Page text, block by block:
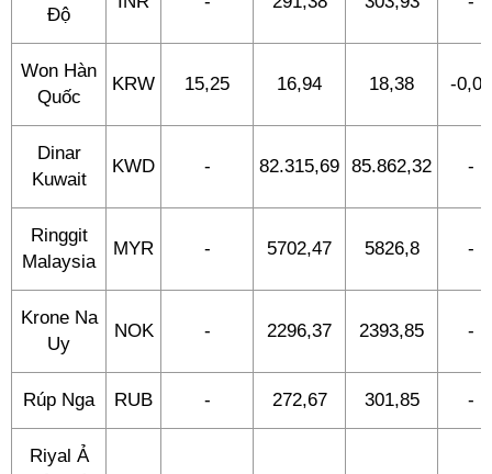
Độ
Won Hàn
Quốc
KRW 15,25 16,94 18,38 -0,04
Dinar
Kuwait
KWD - 82.315,69 85.862,32 -
Ringgit
Malaysia
MYR - 5702,47 5826,8 -
Krone Na
Uy
NOK - 2296,37 2393,85 -
Rúp Nga RUB - 272,67 301,85 -
Riyal Ả